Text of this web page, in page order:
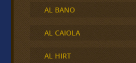
AL BANO
AL CAIOLA
AL HIRT